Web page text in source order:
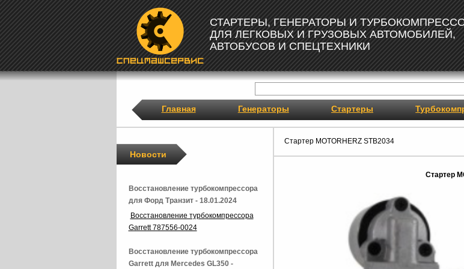
СТАРТЕРЫ, ГЕНЕРАТОРЫ И
ДЛЯ ЛЕГКОВЫХ И ГРУЗОВЫХ АВТОМОБИЛЕЙ,
АВТОБУСОВ И СПЕЦТЕХНИКИ
Главная Генераторы Стартеры
Стартер MOTORHERZ STB2034
Стартер
Новости
Восстановление турбокомпрессора
для Форд Транзит - 18.01.2024
Восстановление турбокомпрессора
Garrett 787556-0024
Восстановление турбокомпрессора
Garrett для Mercedes GL350 -